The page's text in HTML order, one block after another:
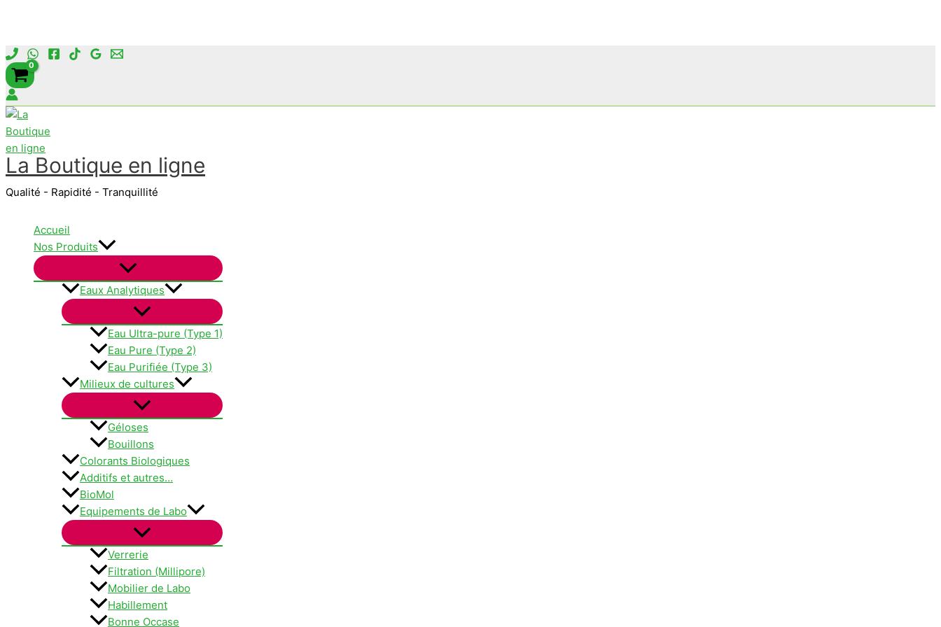
Aller
au
contenu
La Boutique en ligne
Qualité - Rapidité - Tranquillité
Accueil
Nos Produits
Eaux Analytiques
Eau Ultra-pure (Type 1)
Eau Pure (Type 2)
Eau Purifiée (Type 3)
Milieux de cultures
Géloses
Bouillons
Colorants Biologiques
Additifs et autres…
BioMol
Equipements de Labo
Verrerie
Filtration (Millipore)
Mobilier de Labo
Habillement
Bonne Occase